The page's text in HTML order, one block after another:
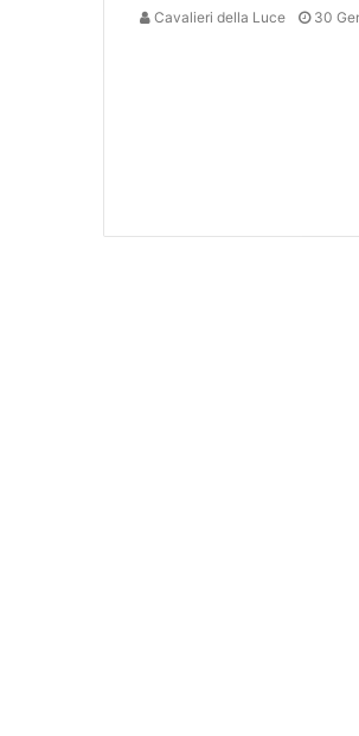
Cavalieri della Luce 30